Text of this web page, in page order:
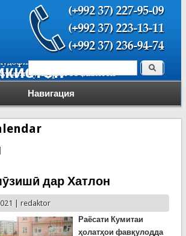
Навигация
Форма поиска Поиск
дар Хатлон
| redaktor
Раёсати Кумитаи
ҳолатҳои фавқулодда